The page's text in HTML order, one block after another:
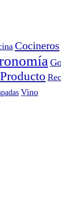
Cocineros
Producto
Vino